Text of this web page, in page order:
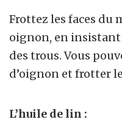
Frottez les faces du
oignon, en insistant
des trous. Vous
d’oignon et frotter
L’huile de lin :